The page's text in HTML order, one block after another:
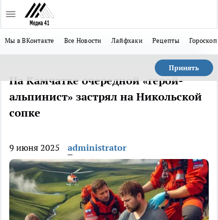
Мы в ВКонтакте Все Новости Лайфхаки Рецепты Гороскоп
Принять
На Камчатке очередной «герой-
альпинист» застрял на Никольской
сопке
9 июня 2025 administrator